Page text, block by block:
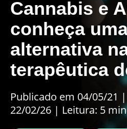
Cannabis e
conheça
alternativa
terapêutica
Publicado em 04/05/21 |
22/02/26 | Leitura: 5